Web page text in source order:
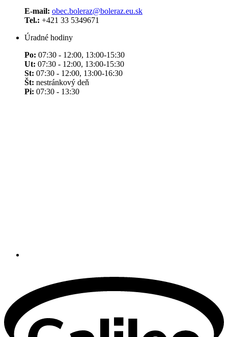
E-mail: obec.boleraz@boleraz.eu.sk
Tel.: +421 33 5349671
Úradné hodiny
Po: 07:30 - 12:00, 13:00-15:30
Ut: 07:30 - 12:00, 13:00-15:30
St: 07:30 - 12:00, 13:00-16:30
Št: nestránkový deň
Pi: 07:30 - 13:30